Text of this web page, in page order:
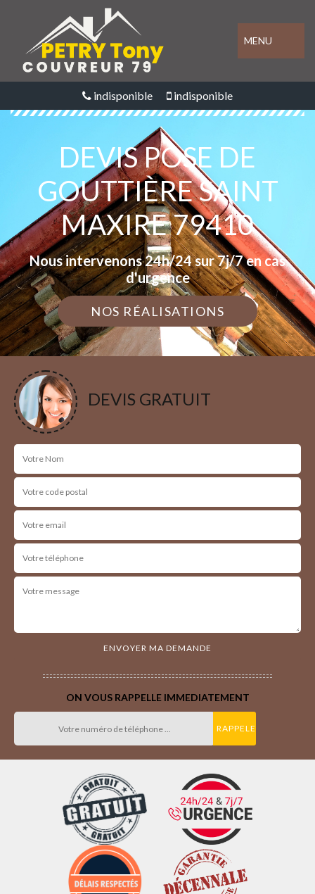
MENU
indisponible indisponible
DEVIS POSE DE
GOUTTIÈRE SAINT
MAXIRE 79410
Nous intervenons 24h/24 sur 7j/7 en cas
d'urgence
NOS RÉALISATIONS
DEVIS GRATUIT
ON VOUS RAPPELLE IMMEDIATEMENT